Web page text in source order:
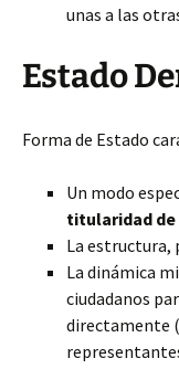
unas a las
Estado
Forma de Estado
Un modo
titularidad de
La estructura,
La dinámica
ciudadanos
directamente (